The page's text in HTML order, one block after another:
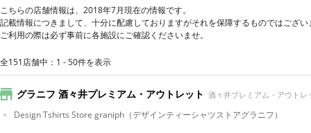
こちらの店舗情報は、2018年7月現在の情報です。
記載情報につきまして、十分に配慮しておりますがそれを保障するものではござい
ご利用の際は必ず事前に各施設にご確認くださいませ。
全151店舗中：1 - 50件を表示
グラニフ 酒々井プレミアム・アウトレット 酒々井プレミアム・アウトレ
Design Tshirts Store graniph （デザインティーシャツストアグラニフ）